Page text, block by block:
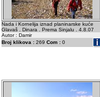
Nada i Kornelija iznad planinarske kuće
Glavaš . Dinara . Prema Sinjalu . 4.8.07
Autor : Damir
Broj klikova : 269 Com : 0